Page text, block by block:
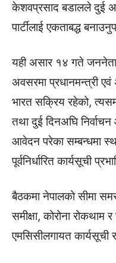
केशवप्रसाद बडालले दुई
पार्टीलाई एकताबद्ध
यही असार १४ गते
अवसरमा प्रधानमन्त्री
भारत सक्रिय रहेको,
तथा दुई दिनअघि निर्वाचन
आवेदन परेका सम्बन्धमा
पूर्वनिर्धारित कार्यसूची
बैठकमा नेपालको सीमा
समीक्षा, कोरोना रोकथाम
एमसिसीलगायत कार्यसूची